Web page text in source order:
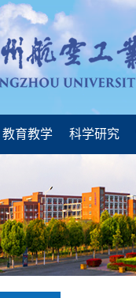
教育教学 科学研究